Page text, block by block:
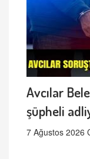
Avcılar
şüpheli
7 Ağustos 2026